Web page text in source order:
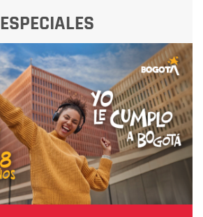
ESPECIALES